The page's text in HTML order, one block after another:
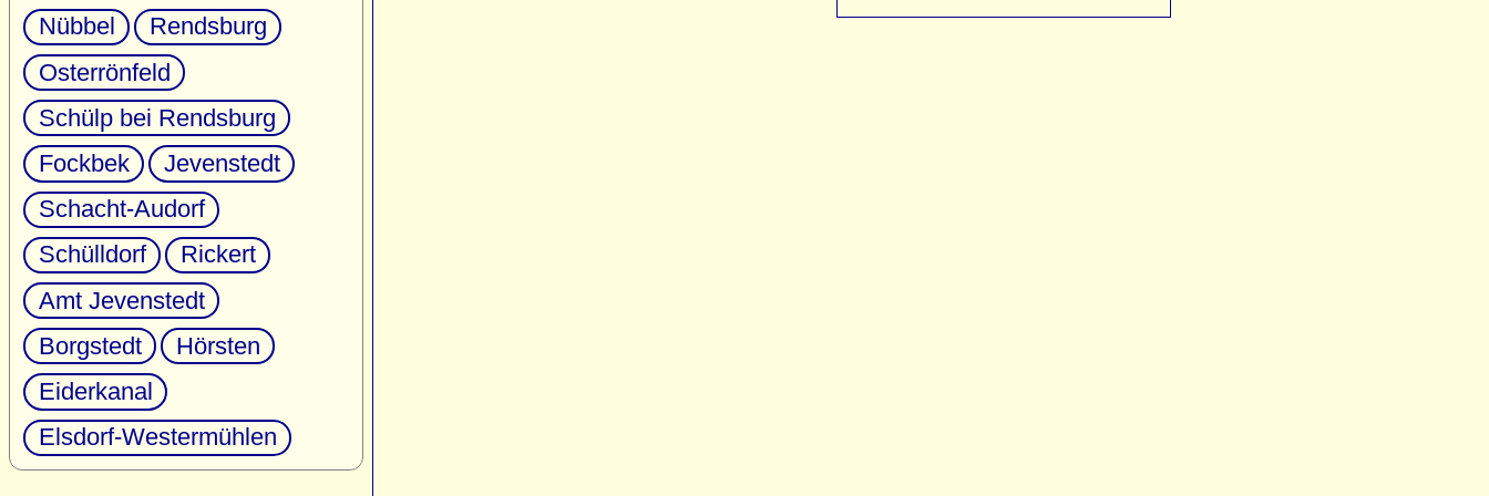
Nübbel
Rendsburg
Osterrönfeld
Schülp bei Rendsburg
Fockbek
Jevenstedt
Schacht-Audorf
Schülldorf
Rickert
Amt Jevenstedt
Borgstedt
Hörsten
Eiderkanal
Elsdorf-Westermühlen